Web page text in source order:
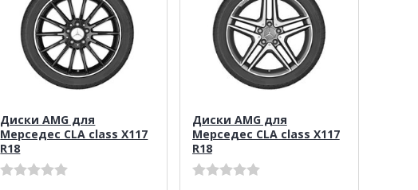
Диски AMG для
Мерседес CLA class X117
R18
Диски AMG для
Мерседес CLA class X117
R18